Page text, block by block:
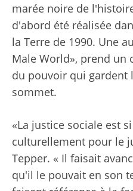
marée noire de
d'abord été réalisée
la Terre de 1990. Une
Male World», prend un
du pouvoir qui gardent
sommet.
«La justice sociale est
culturellement pour le
Tepper. « Il faisait
qu'il le pouvait en son